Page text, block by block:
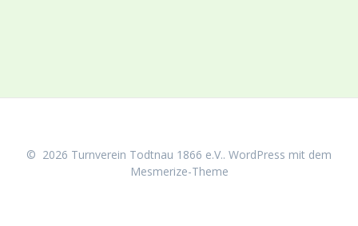
© 2026 Turnverein Todtnau 1866 e.V.. WordPress mit dem
Mesmerize-Theme